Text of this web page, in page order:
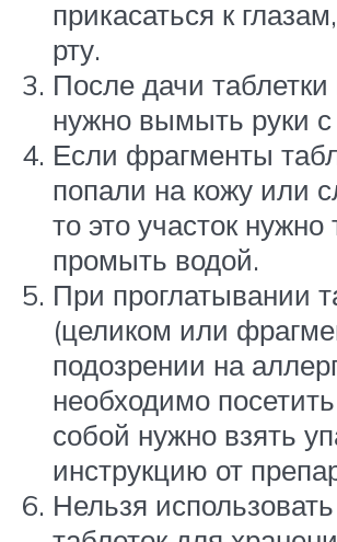
прикасаться к
рту.
После дачи
нужно вымыть руки
Если фрагменты
попали на кожу или
то это участок
промыть водой.
При проглатывании
(целиком или
подозрении на
необходимо
собой нужно взять
инструкцию от
Нельзя